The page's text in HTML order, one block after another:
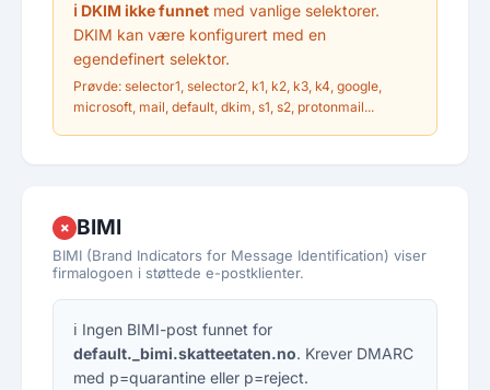
ℹ DKIM ikke funnet med vanlige selektorer.
DKIM kan være konfigurert med en
egendefinert selektor.
Prøvde: selector1, selector2, k1, k2, k3, k4, google,
microsoft, mail, default, dkim, s1, s2, protonmail...
✗ BIMI
BIMI (Brand Indicators for Message Identification) viser
firmalogoen i støttede e-postklienter.
ℹ Ingen BIMI-post funnet for
default._bimi.skatteetaten.no. Krever DMARC
med p=quarantine eller p=reject.